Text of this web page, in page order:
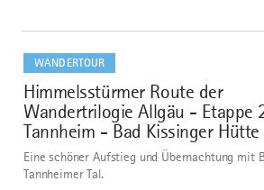
WANDERTOUR
2
Himmelsstürmer Route der
Wandertrilogie Allgäu - Etappe
Tannheim - Bad Kissinger Hütte
Eine schöner Aufstieg und Übernachtung mit
Tannheimer Tal.
dazu